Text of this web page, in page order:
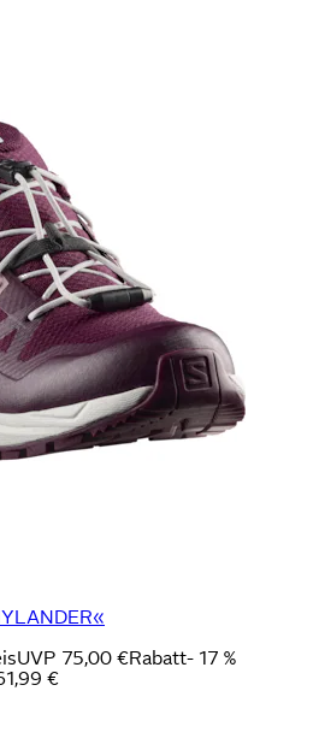
UVP 75,00 €Rabatt- 17 %
€